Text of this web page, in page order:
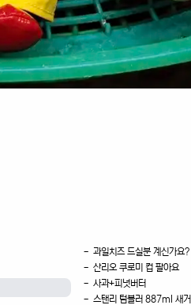
- 과일치즈 드실분 계신가요?
- 산리오 쿠로미 컵 팔아요
- 사과+피넛버터
- 스탠리 텀블러 887ml 새거